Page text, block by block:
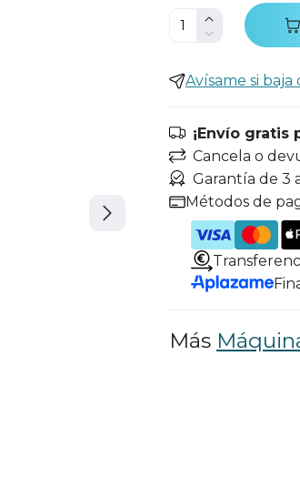
Avísame si baja
¡Envío gratis
Cancela o
Garantía de 3
Métodos de
Más